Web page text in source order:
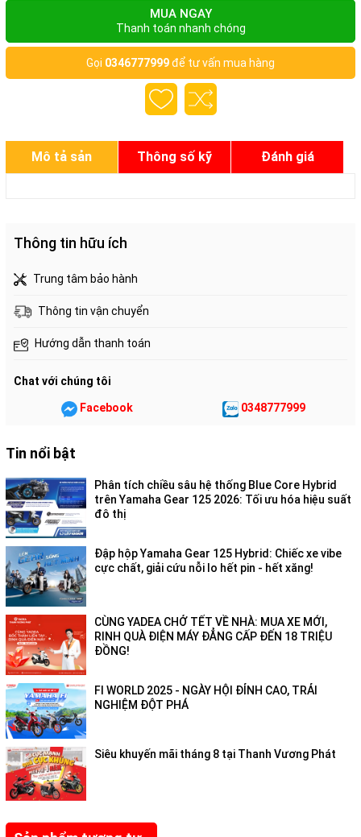
MUA NGAY
Thanh toán nhanh chóng
Gọi 0346777999để tư vấn mua hàng
Mô tả sản Thông số kỹ Đánh giá
Thông tin hữu ích
Trung tâm bảo hành
Thông tin vận chuyển
Hướng dẫn thanh toán
Chat với chúng tôi
Facebook 0348777999
Tin nổi bật
Phân tích chiều sâu hệ thống Blue Core Hybrid
trên Yamaha Gear 125 2026: Tối ưu hóa hiệu suất
đô thị
Đập hộp Yamaha Gear 125 Hybrid: Chiếc xe vibe
cực chất, giải cứu nỗi lo hết pin - hết xăng!
CÙNG YADEA CHỞ TẾT VỀ NHÀ: MUA XE MỚI,
RINH QUÀ ĐIỆN MÁY ĐẲNG CẤP ĐẾN 18 TRIỆU
ĐỒNG!
FI WORLD 2025 - NGÀY HỘI ĐỈNH CAO, TRẢI
NGHIỆM ĐỘT PHÁ
Siêu khuyến mãi tháng 8 tại Thanh Vương Phát